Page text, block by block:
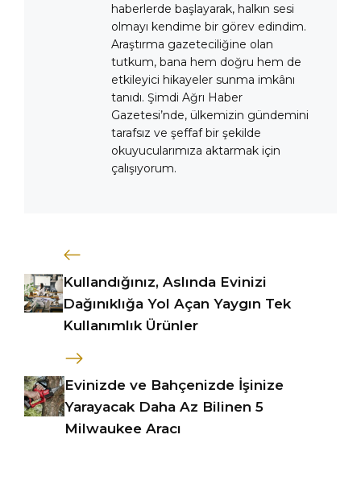
haberlerde başlayarak, halkın sesi
olmayı kendime bir görev edindim.
Araştırma gazeteciliğine olan
tutkum, bana hem doğru hem de
etkileyici hikayeler sunma imkânı
tanıdı. Şimdi Ağrı Haber
Gazetesi’nde, ülkemizin gündemini
tarafsız ve şeffaf bir şekilde
okuyucularımıza aktarmak için
çalışıyorum.
Kullandığınız, Aslında Evinizi
Dağınıklığa Yol Açan Yaygın Tek
Kullanımlık Ürünler
Evinizde ve Bahçenizde İşinize
Yarayacak Daha Az Bilinen 5
Milwaukee Aracı